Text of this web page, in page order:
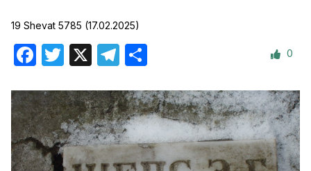
19 Shevat 5785 (17.02.2025)
Facebook
Twitter Telegram 0